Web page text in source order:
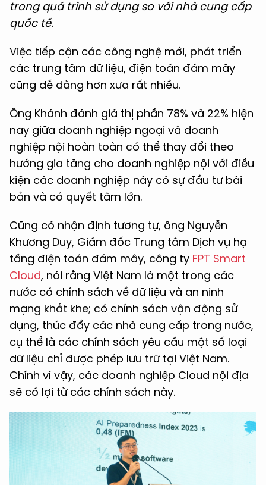
trong quá trình sử dụng so với nhà cung cấp
quốc tế.
Việc tiếp cận các công nghệ mới, phát triển
các trung tâm dữ liệu, điện toán đám mây
cũng dễ dàng hơn xưa rất nhiều.
Ông Khánh đánh giá thị phần 78% và 22% hiện
nay giữa doanh nghiệp ngoại và doanh
nghiệp nội hoàn toàn có thể thay đổi theo
hướng gia tăng cho doanh nghiệp nội với điều
kiện các doanh nghiệp này có sự đầu tư bài
bản và có quyết tâm lớn.
Cũng có nhận định tương tự, ông Nguyễn
Khương Duy, Giám đốc Trung tâm Dịch vụ hạ
tầng điện toán đám mây, công ty FPT Smart
Cloud, nói rằng Việt Nam là một trong các
nước có chính sách về dữ liệu và an ninh
mạng khắt khe; có chính sách vận động sử
dụng, thúc đẩy các nhà cung cấp trong nước,
cụ thể là các chính sách yêu cầu một số loại
dữ liệu chỉ được phép lưu trữ tại Việt Nam.
Chính vì vậy, các doanh nghiệp Cloud nội địa
sẽ có lợi từ các chính sách này.